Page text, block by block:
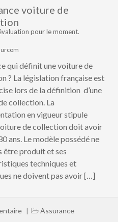
voiture de
pour le moment.
qui définit une voiture de
? La législation française est
lors de la définition d’une
collection. La
en vigueur stipule
de collection doit avoir
ans. Le modèle possédé ne
être produit et ses
techniques et
ne doivent pas avoir […]
Assurance